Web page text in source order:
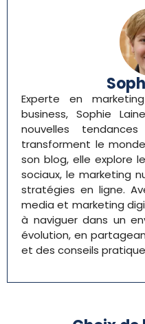
Experte en
business, Sophie
nouvelles
transforment le
son blog, elle explore
sociaux, le marketing
stratégies en ligne.
media et marketing
à naviguer dans un
évolution, en
et des conseils